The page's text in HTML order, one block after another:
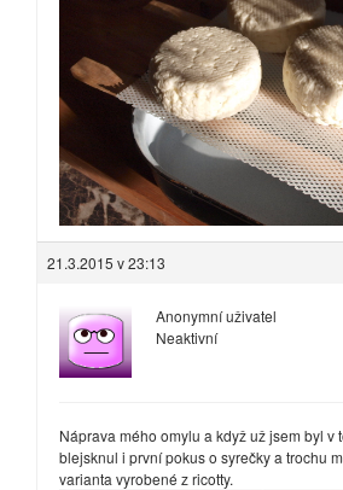
21.3.2015 v 23:13
Anonymní uživatel
Neaktivní
Náprava mého omylu a když už jsem byl v
blejsknul i první pokus o syrečky a trochu
varianta vyrobené z ricotty.